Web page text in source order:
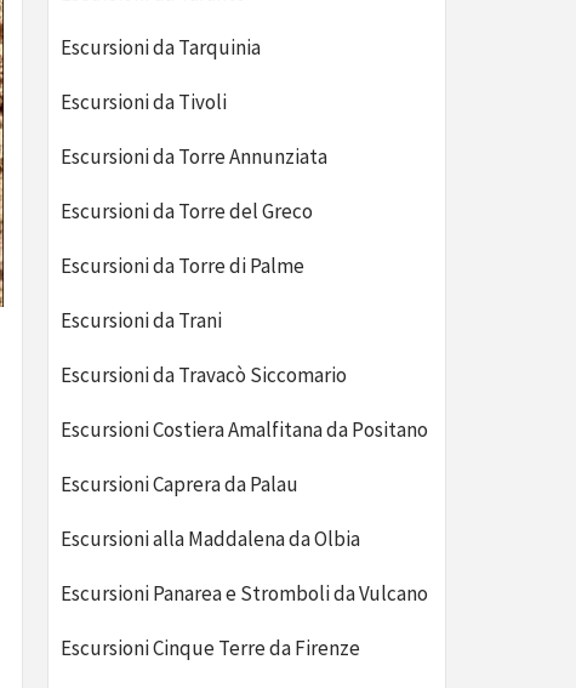
Escursioni da Tarquinia
Escursioni da Tivoli
Escursioni da Torre Annunziata
Escursioni da Torre del Greco
Escursioni da Torre di Palme
Escursioni da Trani
Escursioni da Travacò Siccomario
Escursioni Costiera Amalfitana da Positano
Escursioni Caprera da Palau
Escursioni alla Maddalena da Olbia
Escursioni Panarea e Stromboli da Vulcano
Escursioni Cinque Terre da Firenze